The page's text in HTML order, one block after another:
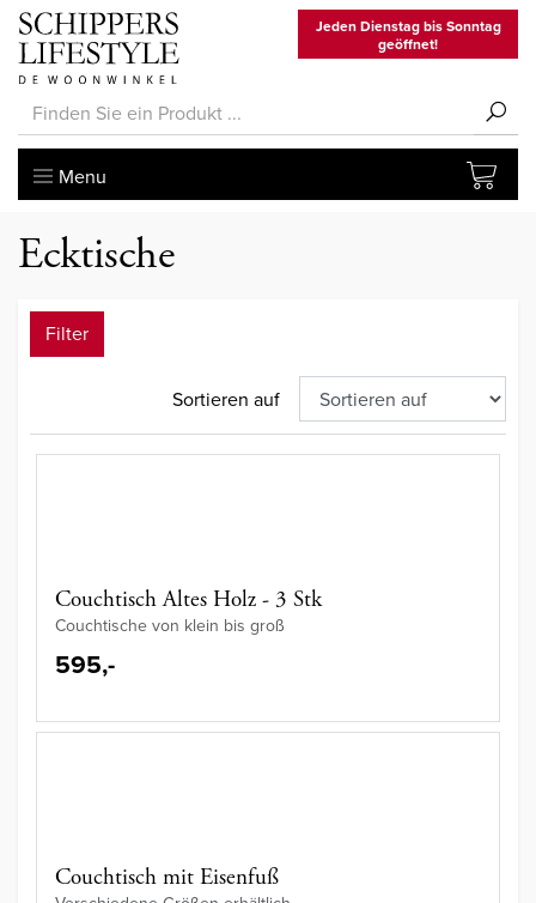
Jeden Dienstag bis Sonntag
geöffnet!
Menu
Ecktische
Filter
Sortieren auf
Couchtisch Altes Holz - 3 Stk
Couchtische von klein bis groß
595,-
Couchtisch mit Eisenfuß